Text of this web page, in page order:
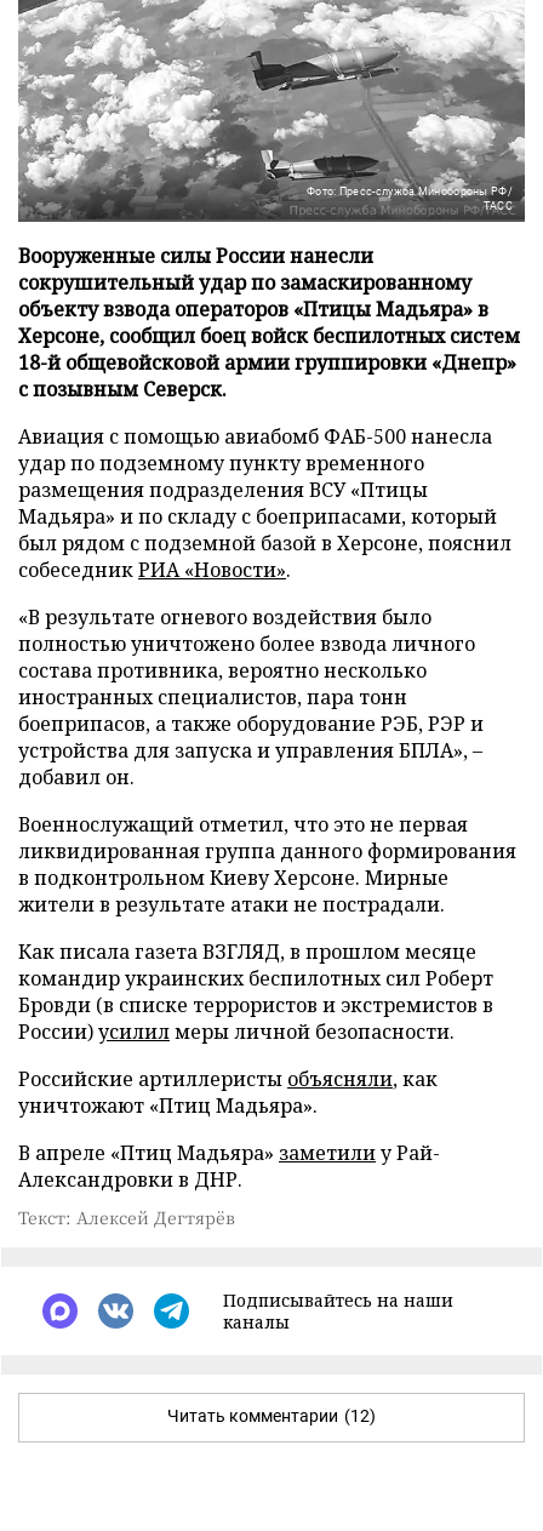
Фото: Пресс-служба Минобороны РФ/
ТАСС
Вооруженные силы России нанесли
сокрушительный удар по замаскированному
объекту взвода операторов «Птицы Мадьяра» в
Херсоне, сообщил боец войск беспилотных систем
18-й общевойсковой армии группировки «Днепр»
с позывным Северск.
Авиация с помощью авиабомб ФАБ-500 нанесла
удар по подземному пункту временного
размещения подразделения ВСУ «Птицы
Мадьяра» и по складу с боеприпасами, который
был рядом с подземной базой в Херсоне, пояснил
собеседникРИА «Новости».
«В результате огневого воздействия было
полностью уничтожено более взвода личного
состава противника, вероятно несколько
иностранных специалистов, пара тонн
боеприпасов, а также оборудование РЭБ, РЭР и
устройства для запуска и управления БПЛА», –
добавил он.
Военнослужащий отметил, что это не первая
ликвидированная группа данного формирования
в подконтрольном Киеву Херсоне. Мирные
жители в результате атаки не пострадали.
Как писала газета ВЗГЛЯД, в прошлом месяце
командир украинских беспилотных сил Роберт
Бровди (в списке террористов и экстремистов в
России)усилилмеры личной безопасности.
Российские артиллеристы объясняли, как
уничтожают «Птиц Мадьяра».
В апреле «Птиц Мадьяра» заметилиу Рай-
Александровки в ДНР.
Текст: Алексей Дегтярёв
Подписывайтесь на наши
каналы
Читать комментарии (12)